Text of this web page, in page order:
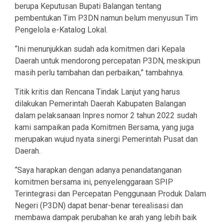
berupa Keputusan Bupati Balangan tentang
pembentukan Tim P3DN namun belum menyusun Tim
Pengelola e-Katalog Lokal.
“Ini menunjukkan sudah ada komitmen dari Kepala
Daerah untuk mendorong percepatan P3DN, meskipun
masih perlu tambahan dan perbaikan,” tambahnya.
Titik kritis dan Rencana Tindak Lanjut yang harus
dilakukan Pemerintah Daerah Kabupaten Balangan
dalam pelaksanaan Inpres nomor 2 tahun 2022 sudah
kami sampaikan pada Komitmen Bersama, yang juga
merupakan wujud nyata sinergi Pemerintah Pusat dan
Daerah.
“Saya harapkan dengan adanya penandatanganan
komitmen bersama ini, penyelenggaraan SPIP
Terintegrasi dan Percepatan Penggunaan Produk Dalam
Negeri (P3DN) dapat benar-benar terealisasi dan
membawa dampak perubahan ke arah yang lebih baik